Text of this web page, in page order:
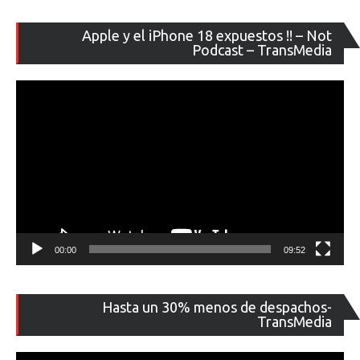
Apple y el iPhone 18 expuestos !! – Not
Podcast – TransMedia
de
00:00 09:52
Hasta un 30% menos de despachos-
TransMedia
de